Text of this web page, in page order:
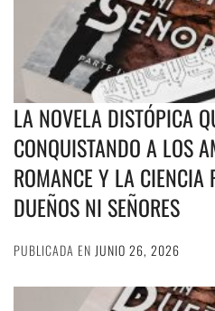
LA NOVELA DISTÓPICA
CONQUISTANDO A LOS
ROMANCE Y LA CIENCIA
DUEÑOS NI SEÑORES
PUBLICADA EN JUNIO 26, 2026